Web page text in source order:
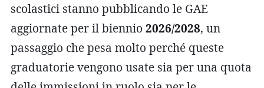
scolastici stanno pubblicando le GAE
aggiornate per il biennio 2026/2028, un
passaggio che pesa molto perché queste
graduatorie vengono usate sia per una quota